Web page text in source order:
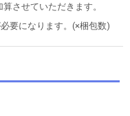
させていただきます。
要になります。(×梱包数)